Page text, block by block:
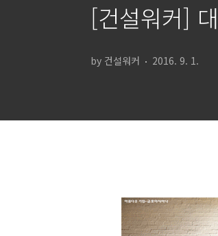
[건설워커]
by 건설워커 2016. 9. 1.